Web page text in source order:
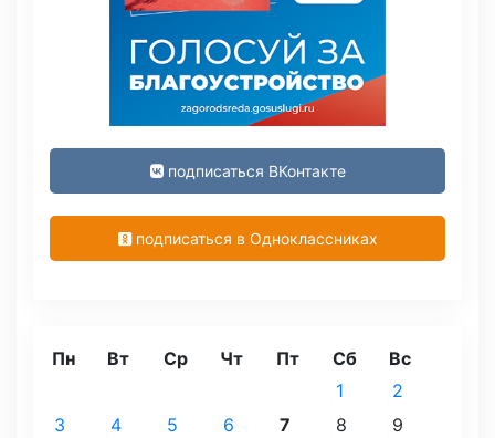
подписаться ВКонтакте
подписаться в Одноклассниках
Пн Вт Ср Чт Пт Сб Вс
1
2
3
4 5 6 7 8
9